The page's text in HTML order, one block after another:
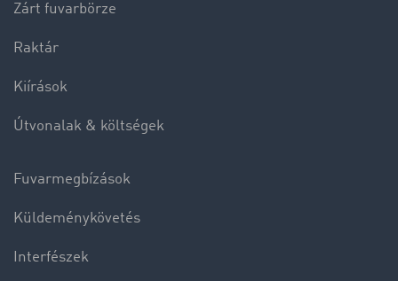
Zárt fuvarbörze
Raktár
Kiírások
Útvonalak & költségek
Fuvarmegbízások
Küldeménykövetés
Interfészek